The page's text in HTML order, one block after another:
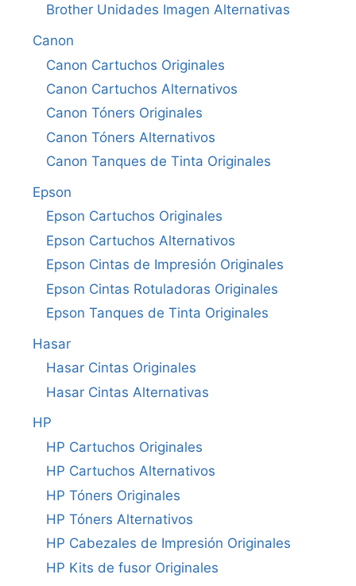
Brother Unidades Imagen Alternativas
Canon
Canon Cartuchos Originales
Canon Cartuchos Alternativos
Canon Tóners Originales
Canon Tóners Alternativos
Canon Tanques de Tinta Originales
Epson
Epson Cartuchos Originales
Epson Cartuchos Alternativos
Epson Cintas de Impresión Originales
Epson Cintas Rotuladoras Originales
Epson Tanques de Tinta Originales
Hasar
Hasar Cintas Originales
Hasar Cintas Alternativas
HP
HP Cartuchos Originales
HP Cartuchos Alternativos
HP Tóners Originales
HP Tóners Alternativos
HP Cabezales de Impresión Originales
HP Kits de fusor Originales